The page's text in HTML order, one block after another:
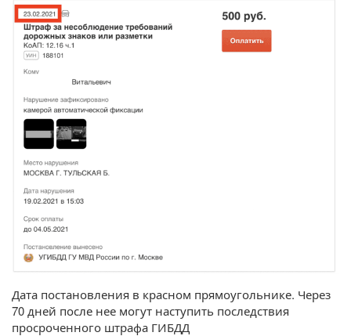
Дата постановления в красном прямоугольнике. Через
70 дней после нее могут наступить последствия
просроченного штрафа ГИБДД